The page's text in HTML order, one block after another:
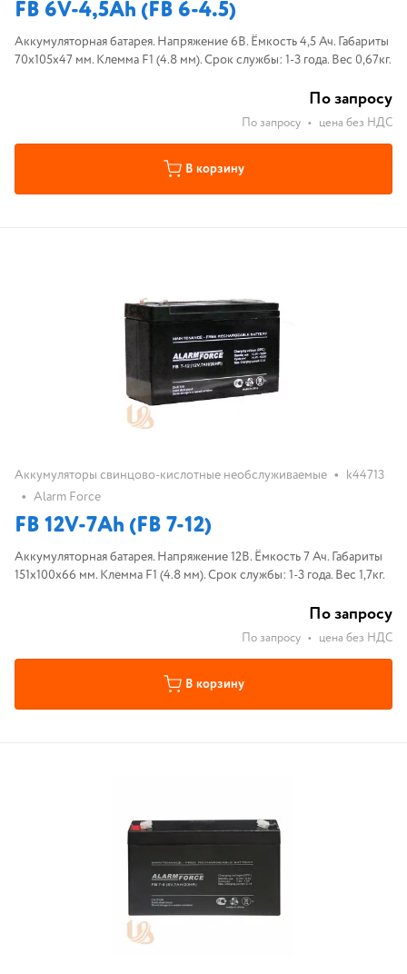
FB 6V-4,5Ah (FB 6-4.5)
Аккумуляторная батарея. Напряжение 6В. Ёмкость 4,5 Ач. Габариты
70х105х47 мм. Клемма F1 (4.8 мм). Срок службы: 1-3 года. Вес 0,67кг.
По запросу
По запросу • цена без НДС
В корзину
Аккумуляторы свинцово-кислотные необслуживаемые • k44713
• Alarm Force
FB 12V-7Ah (FB 7-12)
Аккумуляторная батарея. Напряжение 12В. Ёмкость 7 Ач. Габариты
151х100х66 мм. Клемма F1 (4.8 мм). Срок службы: 1-3 года. Вес 1,7кг.
По запросу
По запросу • цена без НДС
В корзину